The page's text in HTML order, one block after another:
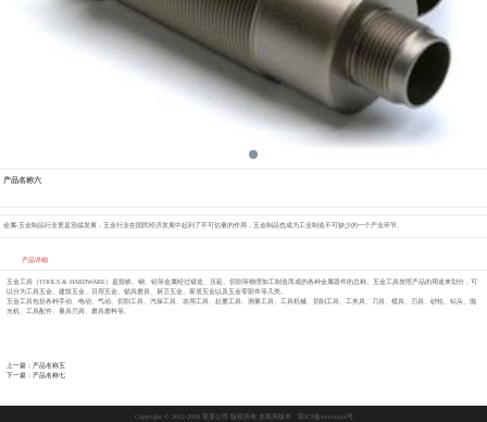
产品名称六
金属-五金制品行业更是迅猛发展，五金行业在国民经济发展中起到了不可估量的作用，五金制品也成为工业制造不可缺少的一个产业环节。
产品详细
五金工具（TOOLS & HARDWARE）是指铁、钢、铝等金属经过锻造、压延、切割等物理加工制造而成的各种金属器件的总称。五金工具按照产品的用途来划分，可
以分为工具五金、建筑五金、日用五金、锁具磨具、厨卫五金、家居五金以及五金零部件等几类。
五金工具包括各种手动、电动、气动、切割工具、汽保工具、农用工具、起重工具、测量工具、工具机械、切削工具、工夹具、刀具、模具、刃具、砂轮、钻头、抛
光机、工具配件、量具刃具、磨具磨料等。
上一篇：产品名称五
下一篇：产品名称七
Copyright © 2012-2018 某某公司 版权所有 非商用版本 琼ICP备xxxxxxxx号